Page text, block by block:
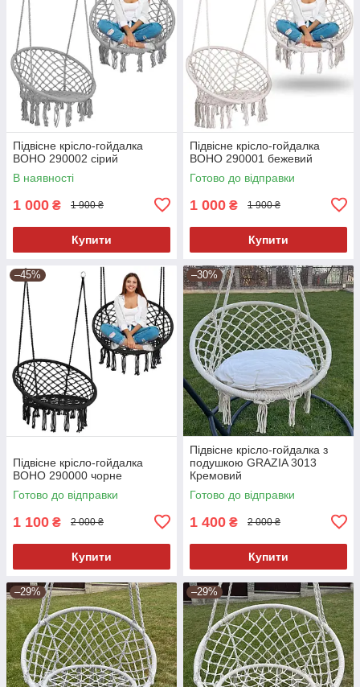
Підвісне крісло-гойдалка
BOHO 290002 сірий
В наявності
1 000 ₴ 1 900 ₴
Купити
Підвісне крісло-гойдалка
BOHO 290001 бежевий
Готово до відправки
1 000 ₴ 1 900 ₴
Купити
–45%
Підвісне крісло-гойдалка
BOHO 290000 чорне
Готово до відправки
1 100 ₴ 2 000 ₴
Купити
–30%
Підвісне крісло-гойдалка з
подушкою GRAZIA 3013
Кремовий
Готово до відправки
1 400 ₴ 2 000 ₴
Купити
–29% –29%